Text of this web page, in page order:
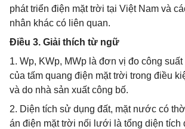
phát triển điện mặt trời tại Việt Nam và
nhân khác có liên quan.
Điều 3. Giải thích từ ngữ
1. Wp, KWp, MWp là đơn vị đo công
của tấm quang điện mặt trời trong điều
và do nhà sản xuất công bố.
2. Diện tích sử dụng đất, mặt nước có
án điện mặt trời nối lưới là tổng diện tích